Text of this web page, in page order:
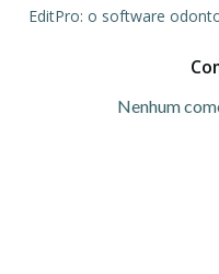
EditPro: o software
Nenhum